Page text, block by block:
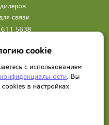
связи
5638
звонок
cookie
с использованием
. Вы
в настройках